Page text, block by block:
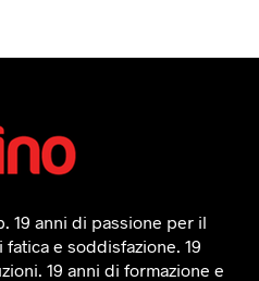
19 anni di passione per il
e soddisfazione. 19
19 anni di formazione e